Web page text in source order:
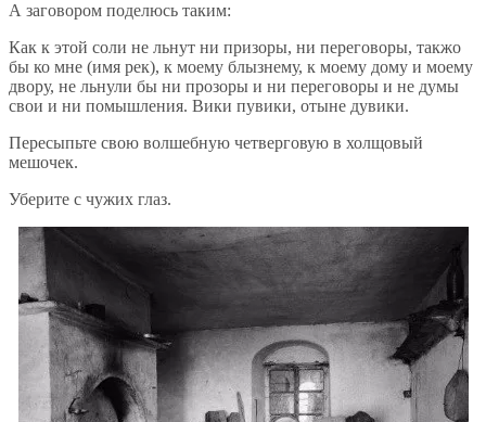
А заговором поделюсь таким:
Как к этой соли не льнут ни призоры, ни переговоры, такжо
бы ко мне (имя рек), к моему блызнему, к моему дому и моему
двору, не льнули бы ни прозоры и ни переговоры и не думы
свои и ни помышления. Вики пувики, отыне дувики.
Пересыпьте свою волшебную четверговую в холщовый
мешочек.
Уберите с чужих глаз.